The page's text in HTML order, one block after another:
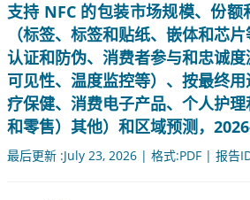
支持 NFC 的包装市场规模、份
（标签、标签和贴纸、嵌体和芯
认证和防伪、消费者参与和忠诚
可见性、温度监控等）、按最终
疗保健、消费电子产品、个人护
和零售）其他）和区域预测，
最后更新 :July 23, 2026 | 格式:PDF | 报告